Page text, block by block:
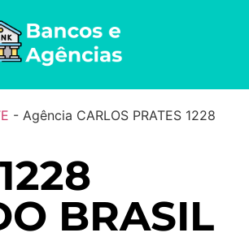
- Agência CARLOS PRATES 1228
BRASIL